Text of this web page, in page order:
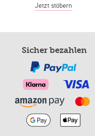
Jetzt stöbern
Sicher bezahlen